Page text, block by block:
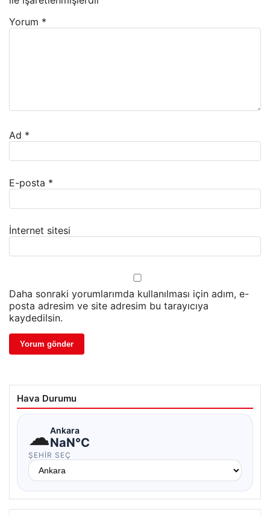
Yorum *
Ad *
E-posta *
İnternet sitesi
Daha sonraki yorumlarımda kullanılması için adım, e-
posta adresim ve site adresim bu tarayıcıya
kaydedilsin.
Hava Durumu
☁Ankara
NaN°C
ŞEHIR SEÇ